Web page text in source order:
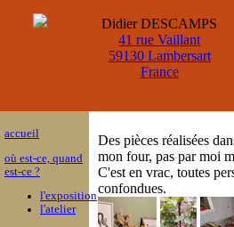
Didier DESCAMPS
41 rue Vaillant
59130 Lambersart
France
accueil
où est-ce, quand
est-ce ?
l'exposition
l'atelier
Des pièces réalisées
mon four, pas par moi
C'est en vrac, toutes
confondues.